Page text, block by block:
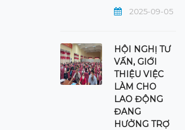
2025-09-05
HỘI NGHỊ TƯ
VẤN, GIỚI
THIỆU VIỆC
LÀM CHO
LAO ĐỘNG
ĐANG
HƯỞNG TRỢ